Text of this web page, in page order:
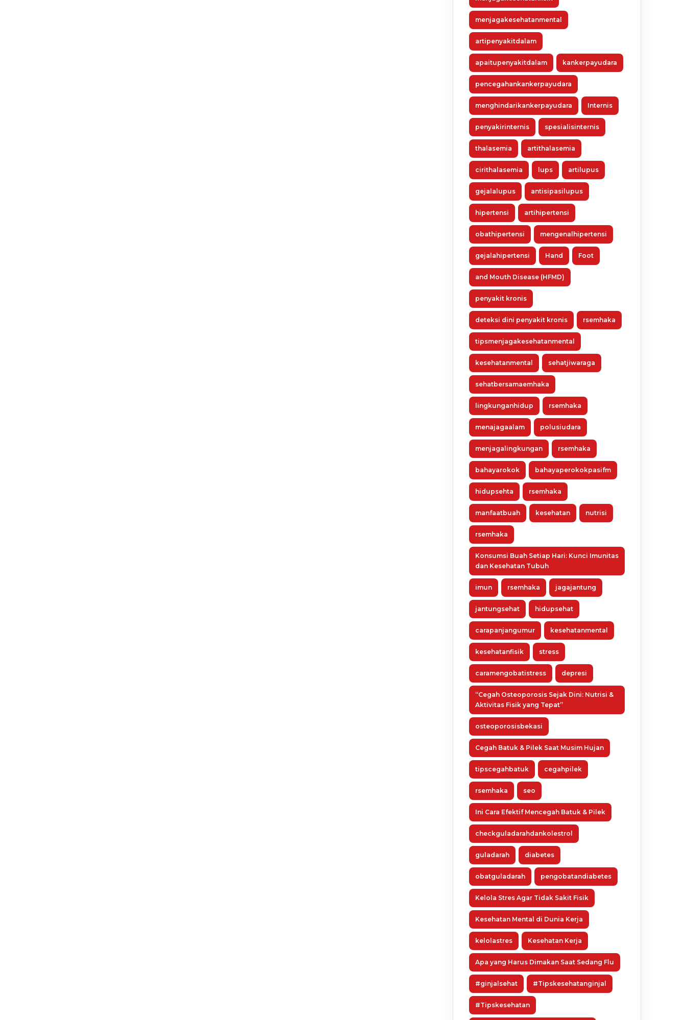
menjagakesehatanmental
artipenyakitdalam
apaitupenyakitdalam kankerpayudara
pencegahankankerpayudara
menghindarikankerpayudara Internis
penyakirinternis spesialisinternis
thalasemia artithalasemia
cirithalasemia lups artilupus
gejalalupus antisipasilupus
hipertensi artihipertensi
obathipertensi mengenalhipertensi
gejalahipertensi Hand Foot
and Mouth Disease (HFMD)
penyakit kronis
deteksi dini penyakit kronis rsemhaka
tipsmenjagakesehatanmental
kesehatanmental sehatjiwaraga
sehatbersamaemhaka
lingkunganhidup rsemhaka
menajagaalam polusiudara
menjagalingkungan rsemhaka
bahayarokok bahayaperokokpasifm
hidupsehta rsemhaka
manfaatbuah kesehatan nutrisi
rsemhaka
Konsumsi Buah Setiap Hari: Kunci Imunitas
dan Kesehatan Tubuh
imun rsemhaka jagajantung
jantungsehat hidupsehat
carapanjangumur kesehatanmental
kesehatanfisik stress
caramengobatistress depresi
“Cegah Osteoporosis Sejak Dini: Nutrisi &
Aktivitas Fisik yang Tepat”
osteoporosisbekasi
Cegah Batuk & Pilek Saat Musim Hujan
tipscegahbatuk cegahpilek
rsemhaka seo
Ini Cara Efektif Mencegah Batuk & Pilek
checkguladarahdankolestrol
guladarah diabetes
obatguladarah pengobatandiabetes
Kelola Stres Agar Tidak Sakit Fisik
Kesehatan Mental di Dunia Kerja
kelolastres Kesehatan Kerja
Apa yang Harus Dimakan Saat Sedang Flu
#ginjalsehat #Tipskesehatanginjal
#Tipskesehatan